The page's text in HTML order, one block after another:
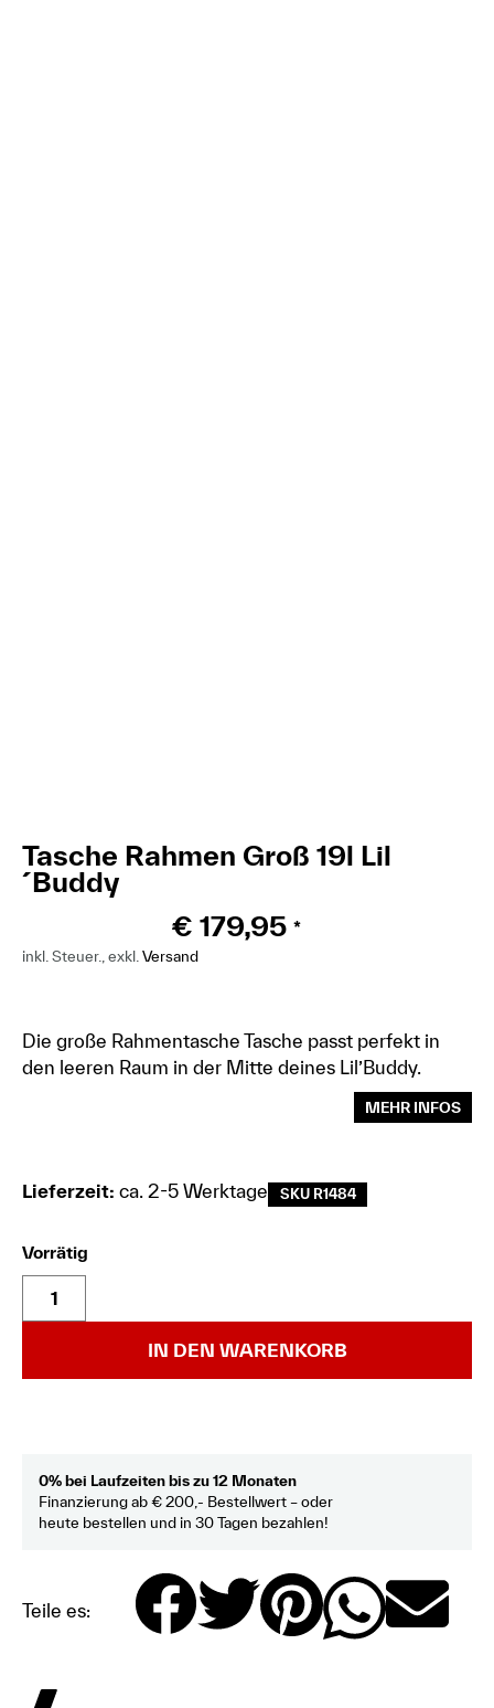
Tasche Rahmen Groß 19l Lil
´Buddy
€ 179,95 *
inkl. Steuer., exkl. Versand
Die große Rahmentasche Tasche passt perfekt in
den leeren Raum in der Mitte deines Lil’Buddy.
MEHR INFOS
Lieferzeit: ca. 2-5 Werktage SKU R1484
Vorrätig
IN DEN WARENKORB
0% bei Laufzeiten bis zu 12 Monaten
Finanzierung ab € 200,- Bestellwert – oder
heute bestellen und in 30 Tagen bezahlen!
Teile es: